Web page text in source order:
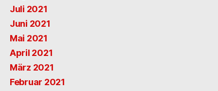
Juli 2021
Juni 2021
Mai 2021
April 2021
März 2021
Februar 2021